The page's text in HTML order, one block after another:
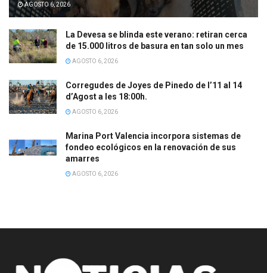
AGOSTO 6, 2026
La Devesa se blinda este verano: retiran cerca
de 15.000 litros de basura en tan solo un mes
AGOSTO 6, 2026
Corregudes de Joyes de Pinedo de l’11 al 14
d’Agost a les 18:00h.
AGOSTO 6, 2026
Marina Port Valencia incorpora sistemas de
fondeo ecológicos en la renovación de sus
amarres
AGOSTO 6, 2026